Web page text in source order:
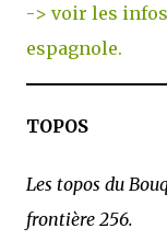
-> voir les
espagnole.
TOPOS
Les topos du
frontière 256.